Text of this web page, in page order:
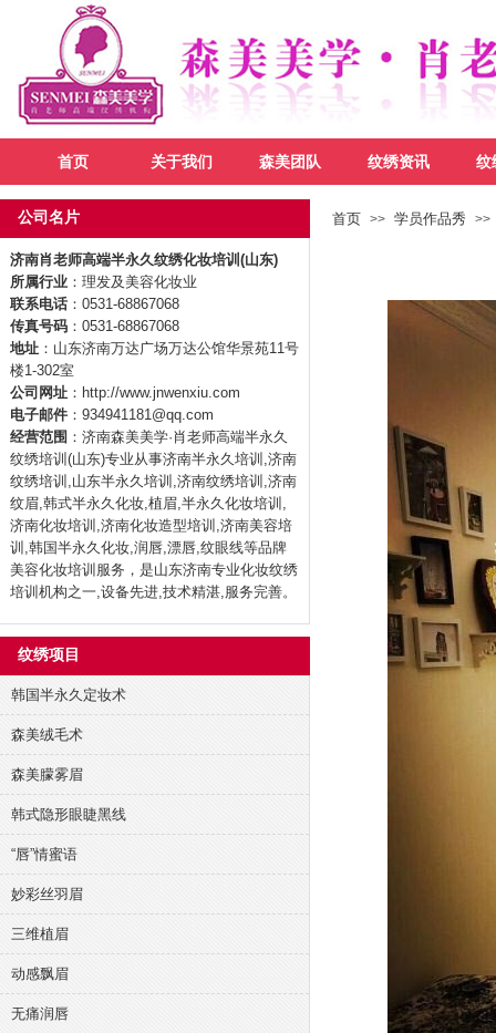
首页 关于我们 森美团队 纹绣资讯 纹
公司名片 首页 >> 学员作品秀 >>
济南肖老师高端半永久纹绣化妆培训(山东)
所属行业 ：理发及美容化妆业
联系电话 ：0531-68867068
传真号码 ：0531-68867068
地址 ：山东济南万达广场万达公馆华景苑11号
楼1-302室
公司网址 ：http://www.jnwenxiu.com
电子邮件 ：934941181@qq.com
经营范围 ：济南森美美学·肖老师高端半永久
纹绣培训(山东)专业从事济南半永久培训,济南
纹绣培训,山东半永久培训,济南纹绣培训,济南
纹眉,韩式半永久化妆,植眉,半永久化妆培训,
济南化妆培训,济南化妆造型培训,济南美容培
训,韩国半永久化妆,润唇,漂唇,纹眼线等品牌
美容化妆培训服务，是山东济南专业化妆纹绣
培训机构之一,设备先进,技术精湛,服务完善。
纹绣项目
韩国半永久定妆术
森美绒毛术
森美朦雾眉
韩式隐形眼睫黑线
“唇”情蜜语
妙彩丝羽眉
三维植眉
动感飘眉
无痛润唇